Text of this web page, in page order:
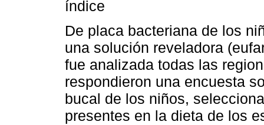
índice
De placa bacteriana de los
una solución reveladora
fue analizada todas las
respondieron una encuesta
bucal de los niños,
presentes en la dieta de los